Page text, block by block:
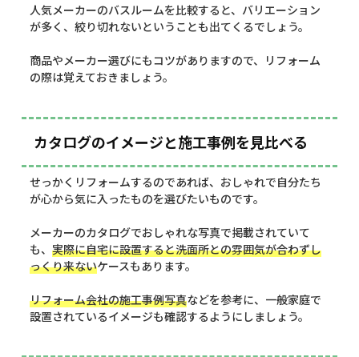
人気メーカーのバスルームを比較すると、バリエーション
が多く、絞り切れないということも出てくるでしょう。
商品やメーカー選びにもコツがありますので、リフォーム
の際は覚えておきましょう。
カタログのイメージと施工事例を見比べる
せっかくリフォームするのであれば、おしゃれで自分たち
が心から気に入ったものを選びたいものです。
メーカーのカタログでおしゃれな写真で掲載されていて
も、 実際に自宅に設置すると洗面所との雰囲気が合わずし
っくり来ないケースもあります。
リフォーム会社の施工事例写真などを参考に、一般家庭で
設置されているイメージも確認するようにしましょう。